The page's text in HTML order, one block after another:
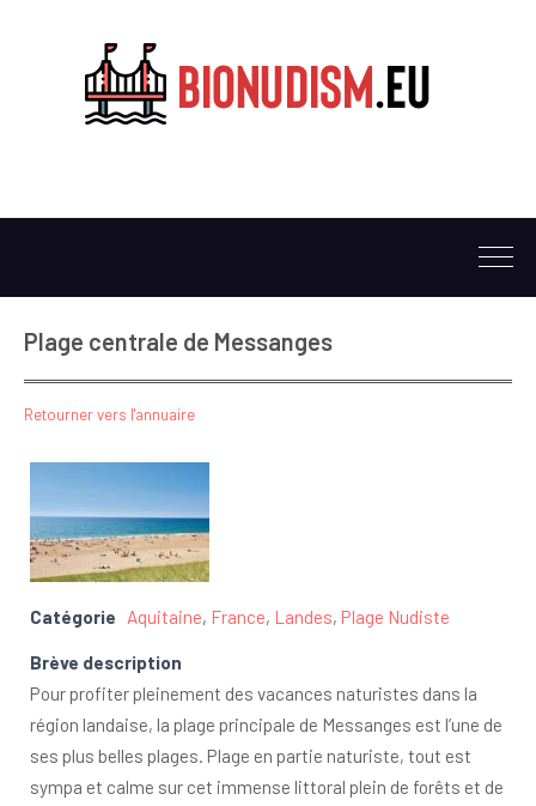
Plage centrale de Messanges
Retourner vers l'annuaire
Catégorie Aquitaine, France, Landes, Plage Nudiste
Brève description
Pour profiter pleinement des vacances naturistes dans la
région landaise, la plage principale de Messanges est l’une de
ses plus belles plages. Plage en partie naturiste, tout est
sympa et calme sur cet immense littoral plein de forêts et de